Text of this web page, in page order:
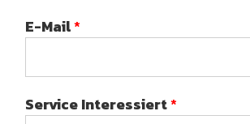
E-Mail*
Service Interessiert*